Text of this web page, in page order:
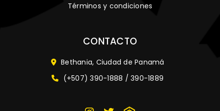
Términos y condiciones
CONTACTO
Bethania, Ciudad de Panamá
(+507) 390-1888 / 390-1889